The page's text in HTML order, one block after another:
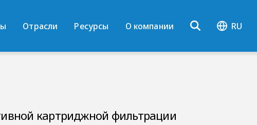
Отрасли Ресурсы О компании RU
картриджной фильтрации